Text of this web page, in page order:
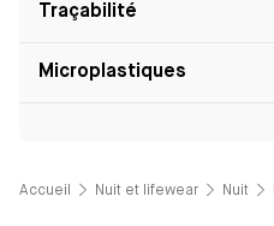
Traçabilité
Microplastiques
Accueil Nuit et lifewear Nuit